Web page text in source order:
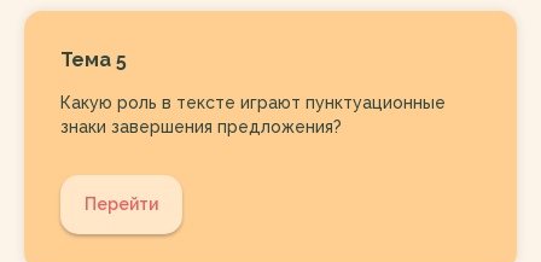
Тема 5
Какую роль в тексте играют пунктуационные
знаки завершения предложения?
Перейти